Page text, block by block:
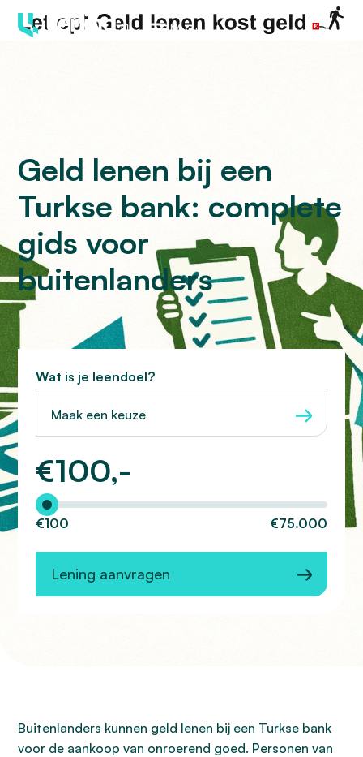
Menu
Geld lenen bij een
Turkse bank: complete
gids voor
buitenlanders
Wat is je leendoel?
Maak een keuze
€100,-
Hoeveel wilt u lenen?
€100 €75.000
Lening aanvragen
Buitenlanders kunnen geld lenen bij een Turkse bank
voor de aankoop van onroerend goed. Personen van